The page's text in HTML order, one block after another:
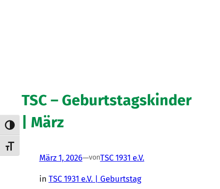
Umschalten auf hohe Kontraste
Schrift vergrößern
TSC – Geburtstagskinder
| März
März 1, 2026—vonTSC 1931 e.V.
in TSC 1931 e.V. | Geburtstag